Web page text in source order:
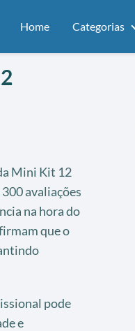
Home Categorias
Mini Kit 12
avaliações
na hora do
que o
pode
e